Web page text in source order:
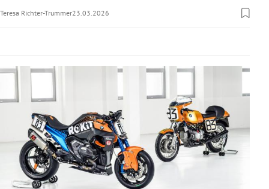
Untermenü
Untermenü
Teresa Richter-Trummer23.03.2026